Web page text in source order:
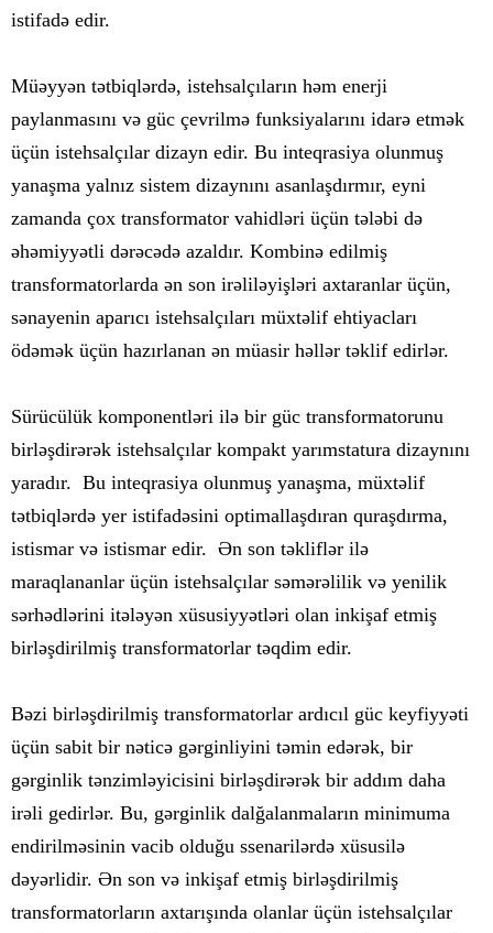
istifadə edir.
Müəyyən tətbiqlərdə, istehsalçıların həm enerji
paylanmasını və güc çevrilmə funksiyalarını idarə etmək
üçün istehsalçılar dizayn edir. Bu inteqrasiya olunmuş
yanaşma yalnız sistem dizaynını asanlaşdırmır, eyni
zamanda çox transformator vahidləri üçün tələbi də
əhəmiyyətli dərəcədə azaldır. Kombinə edilmiş
transformatorlarda ən son irəliləyişləri axtaranlar üçün,
sənayenin aparıcı istehsalçıları müxtəlif ehtiyacları
ödəmək üçün hazırlanan ən müasir həllər təklif edirlər.
Sürücülük komponentləri ilə bir güc transformatorunu
birləşdirərək istehsalçılar kompakt yarımstatura dizaynını
yaradır. Bu inteqrasiya olunmuş yanaşma, müxtəlif
tətbiqlərdə yer istifadəsini optimallaşdıran quraşdırma,
istismar və istismar edir. Ən son təkliflər ilə
maraqlananlar üçün istehsalçılar səmərəlilik və yenilik
sərhədlərini itələyən xüsusiyyətləri olan inkişaf etmiş
birləşdirilmiş transformatorlar təqdim edir.
Bəzi birləşdirilmiş transformatorlar ardıcıl güc keyfiyyəti
üçün sabit bir nəticə gərginliyini təmin edərək, bir
gərginlik tənzimləyicisini birləşdirərək bir addım daha
irəli gedirlər. Bu, gərginlik dalğalanmaların minimuma
endirilməsinin vacib olduğu ssenarilərdə xüsusilə
dəyərlidir. Ən son və inkişaf etmiş birləşdirilmiş
transformatorların axtarışında olanlar üçün istehsalçılar